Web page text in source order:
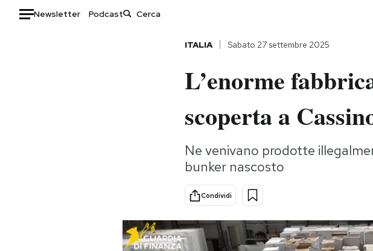
Newsletter Podcast
Storie/Idee
Ok Boomer!
Altrecose
Mondiali calcio 2026
ITALIA Sabato 27 settembre 2025
L’enorme
scoperta a
Ne venivano prodotte
bunker nascosto
Condividi